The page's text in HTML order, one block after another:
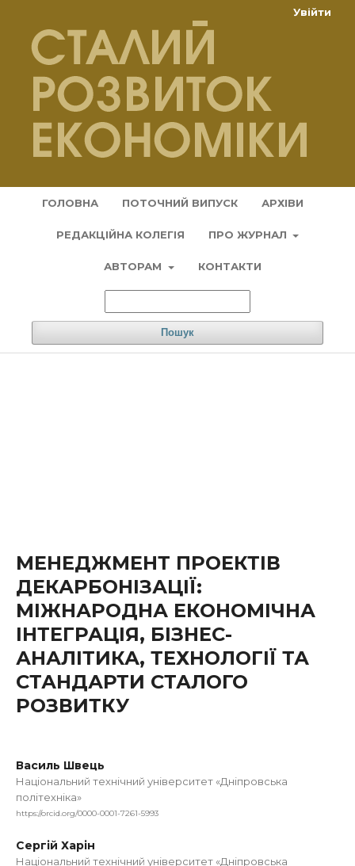
ГОЛОВНА ПОТОЧНИЙ ВИПУСК АРХІВИ
РЕДАКЦІЙНА КОЛЕГІЯ ПРО ЖУРНАЛ
АВТОРАМ КОНТАКТИ
Пошук
Увійти
МЕНЕДЖМЕНТ ПРОЕКТІВ
ДЕКАРБОНІЗАЦІЇ:
МІЖНАРОДНА ЕКОНОМІЧНА
ІНТЕГРАЦІЯ, БІЗНЕС-
АНАЛІТИКА, ТЕХНОЛОГІЇ ТА
СТАНДАРТИ СТАЛОГО
РОЗВИТКУ
Василь Швець
Національний технічний університет «Дніпровська
політехніка»
https://orcid.org/0000-0001-7261-5993
Сергій Харін
Національний технічний університет «Дніпровська